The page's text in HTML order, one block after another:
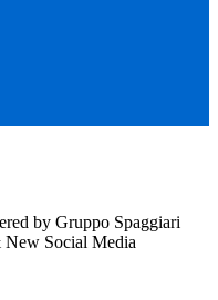
by Gruppo Spaggiari
Social Media